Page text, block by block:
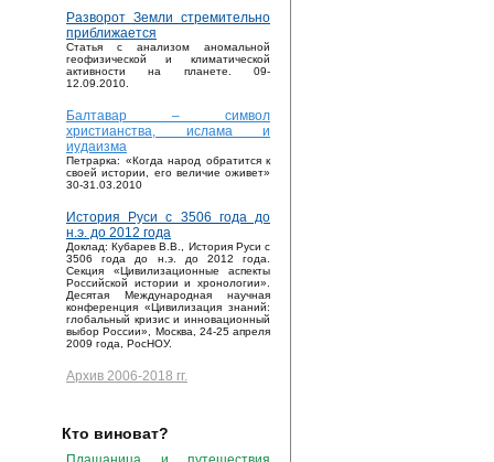
Разворот Земли стремительно
приближается
Статья с анализом аномальной
геофизической и климатической
активности на планете. 09-
12.09.2010.
Балтавар – символ
христианства, ислама и
иудаизма
Петрарка: «Когда народ обратится к
своей истории, его величие оживет»
30-31.03.2010
История Руси с 3506 года до
н.э. до 2012 года
Доклад: Кубарев В.В., История Руси с
3506 года до н.э. до 2012 года.
Секция «Цивилизационные аспекты
Российской истории и хронологии».
Десятая Международная научная
конференция «Цивилизация знаний:
глобальный кризис и инновационный
выбор России», Москва, 24-25 апреля
2009 года, РосНОУ.
Архив 2006-2018 гг.
Кто виноват?